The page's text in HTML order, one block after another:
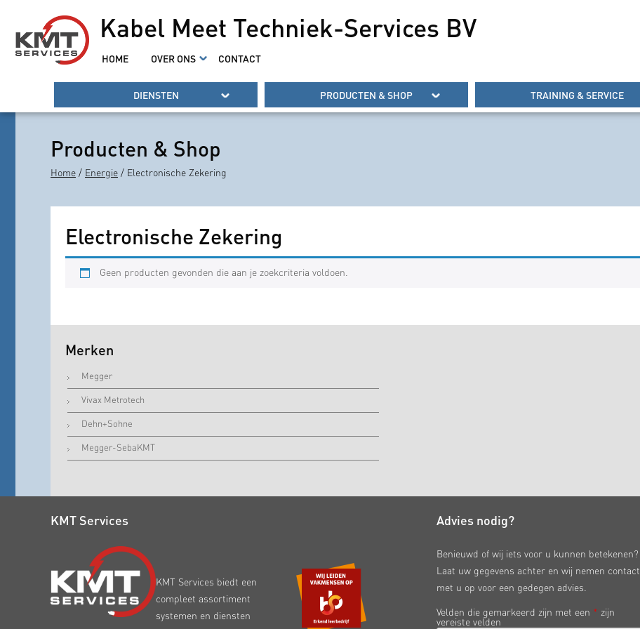
Kabel Meet Techniek-Services BV
HOME OVER ONS CONTACT
DIENSTEN PRODUCTEN & SHOP TRAINING & SERVICE
Producten & Shop
Home / Energie / Electronische Zekering
Electronische Zekering
Geen producten gevonden die aan je zoekcriteria voldoen.
Merken
Megger
Vivax Metrotech
Dehn+Sohne
Megger-SebaKMT
KMT Services
KMT Services biedt een
compleet assortiment
systemen en diensten
Advies nodig?
Benieuwd of wij iets voor u kunnen betekenen?
Laat uw gegevens achter en wij nemen contact
met u op voor een gedegen advies.
Velden die gemarkeerd zijn met een * zijn
vereiste velden